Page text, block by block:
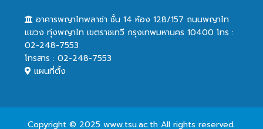
อาคารพญาไทพลาซ่า ชั้น 14 ห้อง 128/157 ถนนพญาไท
แขวง ทุ่งพญาไท เขตราชเทวี กรุงเทพมหานคร 10400 โทร :
02-248-7553
โทรสาร : 02-248-7553
แผนที่ตั้ง
Copyright © 2025 www.tsu.ac.th All rights reserved.